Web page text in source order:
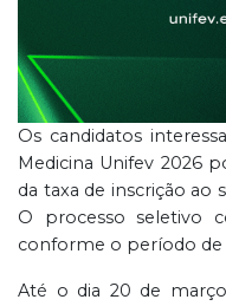
Os candidatos
Medicina Unifev 2026
da taxa de inscrição ao
O processo seletivo
conforme o período de
Até o dia 20 de